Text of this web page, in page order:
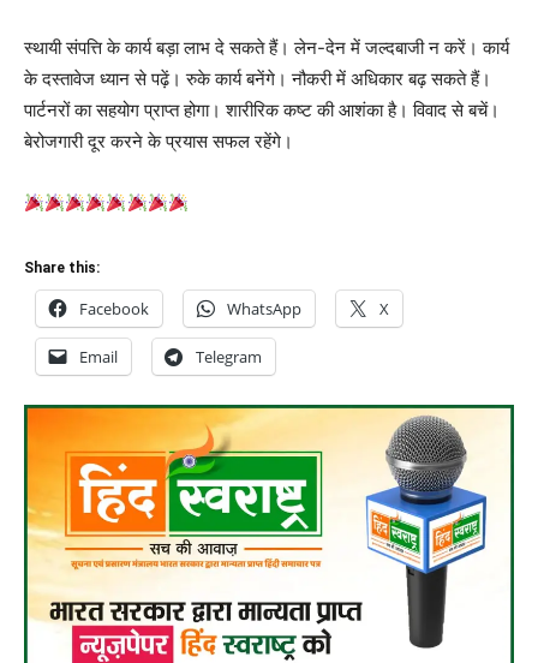
स्थायी संपत्ति के कार्य बड़ा लाभ दे सकते हैं। लेन-देन में जल्दबाजी न करें। कार्य
के दस्तावेज ध्यान से पढ़ें। रुके कार्य बनेंगे। नौकरी में अधिकार बढ़ सकते हैं।
पार्टनरों का सहयोग प्राप्त होगा। शारीरिक कष्ट की आशंका है। विवाद से बचें।
बेरोजगारी दूर करने के प्रयास सफल रहेंगे।
Share this:
Facebook WhatsApp X
Email Telegram